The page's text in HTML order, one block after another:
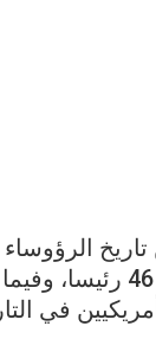
الرؤوساء
الذين يبلغ عددهم 46
أمريكيين في